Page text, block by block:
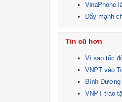
VinaPhone
Đẩy mạnh
Tin cũ hơn
Vì sao tốc
VNPT vào
Bình Dương
VNPT trao